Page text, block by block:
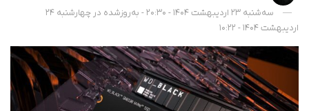
سه‌شنبه 23 اردیبهشت 1404 - 20:30 - به‌روزشده در چهارشنبه 24
اردیبهشت 1404 - 10:22